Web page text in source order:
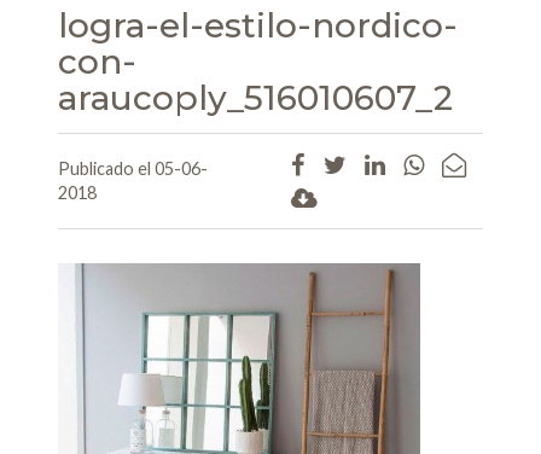
logra-el-estilo-nordico-
con-
araucoply_516010607_2
Publicado el 05-06-
2018